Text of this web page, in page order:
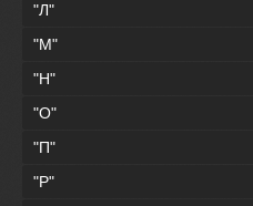
"Л"
"М"
"Н"
"О"
"П"
"Р"